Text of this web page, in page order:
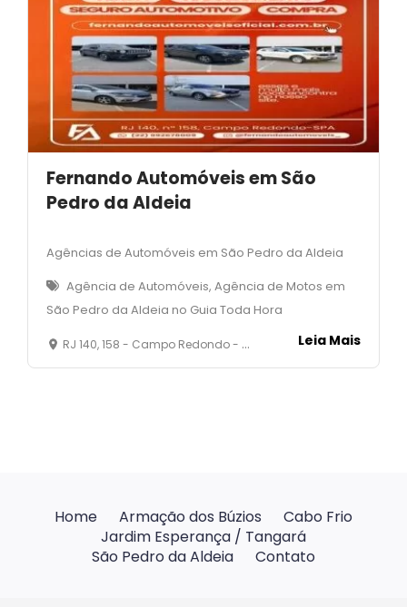
Fernando Automóveis em São
Pedro da Aldeia
Agências de Automóveis em São Pedro da Aldeia
Agência de Automóveis, Agência de Motos em
São Pedro da Aldeia no Guia Toda Hora
RJ 140, 158 - Campo Redondo - São Pedro da Aldeia - RJ Leia Mais
Home Armação dos Búzios
Cabo Frio
Jardim Esperança / Tangará
São Pedro da Aldeia
Contato